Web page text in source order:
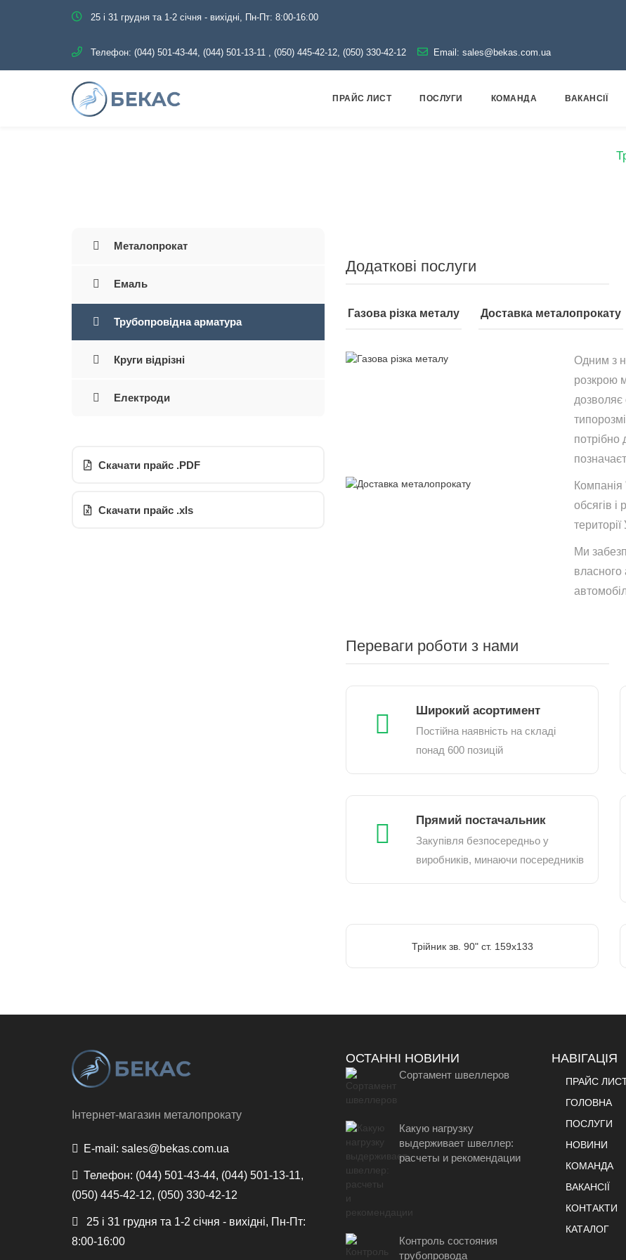
25 і 31 грудня та 1-2 січня - вихідні, Пн-Пт: 8:00-16:00
Телефон: (044) 501-43-44, (044) 501-13-11 , (050) 445-42-12, (050) 330-42-12 Email: sales@bekas.com.ua
ПРАЙС ЛИСТ ПОСЛУГИ КОМАНДА ВАКАНСІЇ
Металопрокат
Емаль
Трубопровідна арматура
Круги відрізні
Електроди
Скачати прайс .PDF
Скачати прайс .xls
Додаткові послуги
Газова різка металу Доставка металопрокату
Одним з
розкрою
дозволяє
потрібно
обсягів і
території
Ми
власного
Переваги роботи з нами
Широкий асортимент
Постійна наявність на складі
понад 600 позицій
Прямий постачальник
Закупівля безпосередньо у
виробників, минаючи посередників
Трійник зв. 90" ст. 159х133
Інтернет-магазин металопрокату
E-mail: sales@bekas.com.ua
Телефон: (044) 501-43-44, (044) 501-13-11,
(050) 445-42-12, (050) 330-42-12
25 і 31 грудня та 1-2 січня - вихідні, Пн-Пт:
8:00-16:00
ОСТАННІ НОВИНИ
Сортамент швеллеров
Какую нагрузку
выдерживает швеллер:
расчеты и рекомендации
Контроль состояния
трубопровода
НАВІГАЦІЯ
ПРАЙС
ГОЛОВНА
ПОСЛУГИ
НОВИНИ
КОМАНДА
ВАКАНСІЇ
КОНТАКТИ
КАТАЛОГ